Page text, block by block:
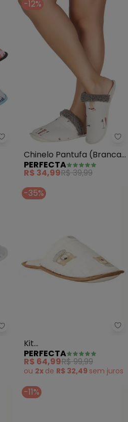
Perfecta - Chinelo Pantufa
-12%
Chinelo Pantufa (Branca)
em Sintético
PERFECTA
R$ 34,99R$ 39,99
Perfecta - Chinelo Pantufa
-35%
Kit
Pantufa+Bolsa+Máscara
(Estampado)
PERFECTA
R$ 64,99R$ 99,99
ou 2x de R$ 32,49 sem juros
-11%